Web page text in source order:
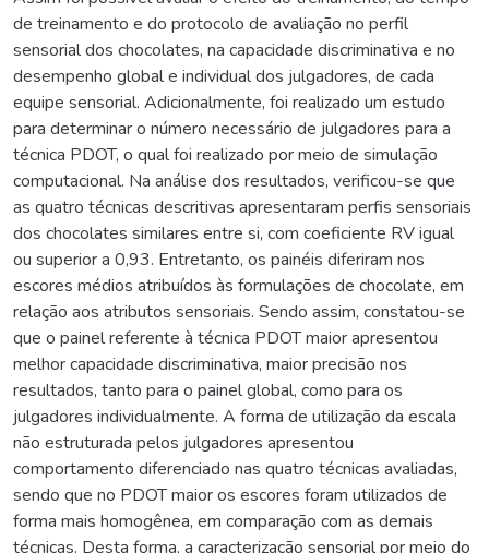
de treinamento e do protocolo de avaliação no perfil
sensorial dos chocolates, na capacidade discriminativa e no
desempenho global e individual dos julgadores, de cada
equipe sensorial. Adicionalmente, foi realizado um estudo
para determinar o número necessário de julgadores para a
técnica PDOT, o qual foi realizado por meio de simulação
computacional. Na análise dos resultados, verificou-se que
as quatro técnicas descritivas apresentaram perfis sensoriais
dos chocolates similares entre si, com coeficiente RV igual
ou superior a 0,93. Entretanto, os painéis diferiram nos
escores médios atribuídos às formulações de chocolate, em
relação aos atributos sensoriais. Sendo assim, constatou-se
que o painel referente à técnica PDOT maior apresentou
melhor capacidade discriminativa, maior precisão nos
resultados, tanto para o painel global, como para os
julgadores individualmente. A forma de utilização da escala
não estruturada pelos julgadores apresentou
comportamento diferenciado nas quatro técnicas avaliadas,
sendo que no PDOT maior os escores foram utilizados de
forma mais homogênea, em comparação com as demais
técnicas. Desta forma, a caracterização sensorial por meio do